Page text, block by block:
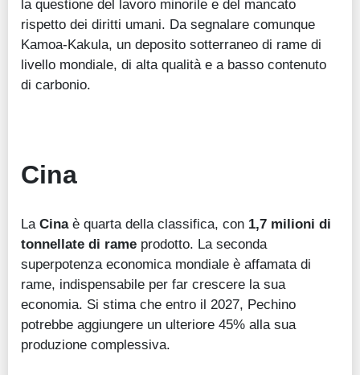
la questione del lavoro minorile e del mancato
rispetto dei diritti umani. Da segnalare comunque
Kamoa-Kakula, un deposito sotterraneo di rame di
livello mondiale, di alta qualità e a basso contenuto
di carbonio.
Cina
La Cina è quarta della classifica, con 1,7 milioni di
tonnellate di rame prodotto. La seconda
superpotenza economica mondiale è affamata di
rame, indispensabile per far crescere la sua
economia. Si stima che entro il 2027, Pechino
potrebbe aggiungere un ulteriore 45% alla sua
produzione complessiva.